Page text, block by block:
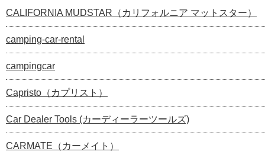
CALIFORNIA MUDSTAR（カリフォルニア マットスター）
camping-car-rental
campingcar
Capristo（カプリスト）
Car Dealer Tools (カーディーラーツールズ)
CARMATE（カーメイト）